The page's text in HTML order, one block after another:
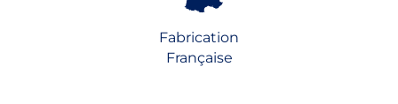
Fabrication
Française